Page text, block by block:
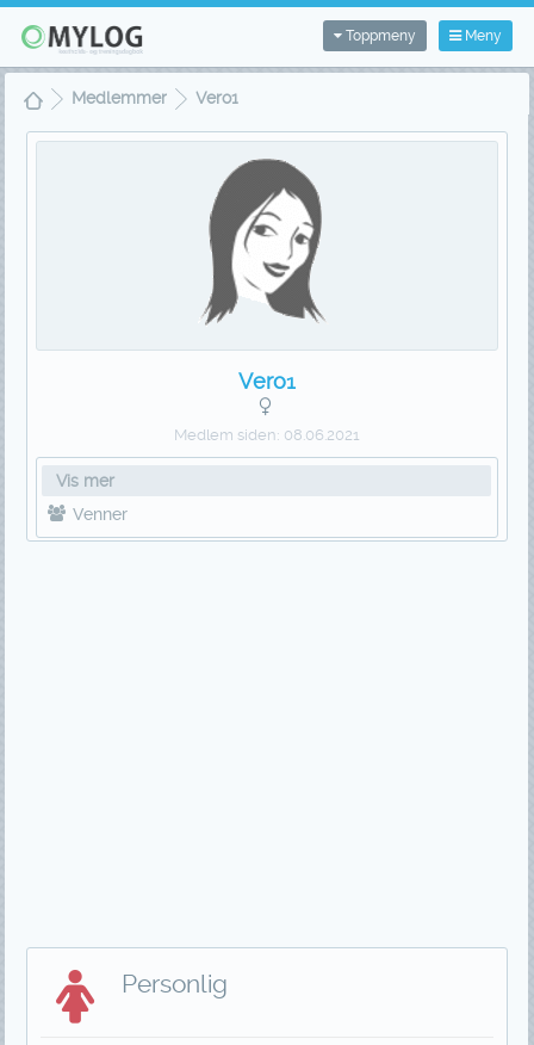
Meny
Toppmeny
Medlemmer Vero1
Vero1
Medlem siden: 08.06.2021
Vis mer
Venner
Personlig